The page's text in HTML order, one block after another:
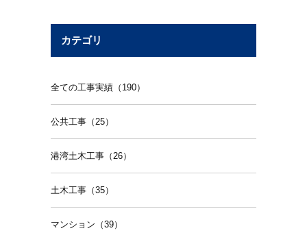
カテゴリ
全ての工事実績（190）
公共工事（25）
港湾土木工事（26）
土木工事（35）
マンション（39）